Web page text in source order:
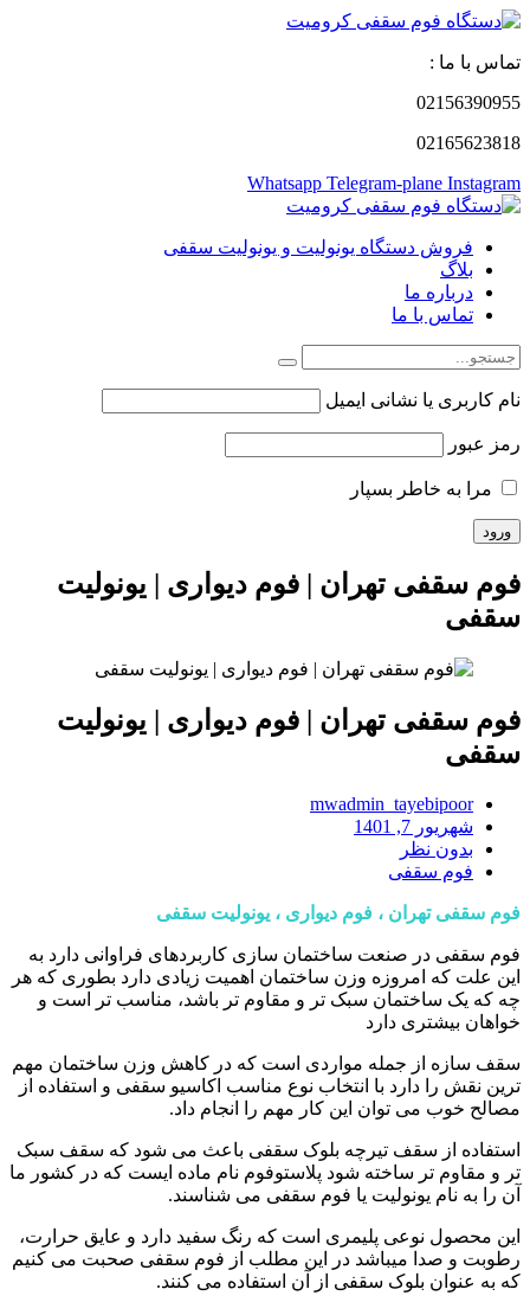
تماس با ما :
02156390955
02165623818
Whatsapp Telegram-plane Instagram
فروش دستگاه یونولیت و یونولیت سقفی
بلاگ
درباره ما
تماس با ما
نام کاربری یا نشانی ایمیل
رمز عبور
مرا به خاطر بسپار
فوم سقفی تهران | فوم دیواری | یونولیت
سقفی
فوم سقفی تهران | فوم دیواری | یونولیت
سقفی
mwadmin_tayebipoor
شهریور 7, 1401
بدون نظر
فوم سقفی
فوم سقفی تهران ، فوم دیواری ، یونولیت سقفی
فوم سقفی در صنعت ساختمان سازی کاربردهای فراوانی دارد به
این علت که امروزه وزن ساختمان اهمیت زیادی دارد بطوری که هر
چه که یک ساختمان سبک تر و مقاوم تر باشد، مناسب تر است و
خواهان بیشتری دارد
سقف سازه از جمله مواردی است که در کاهش وزن ساختمان مهم
ترین نقش را دارد با انتخاب نوع مناسب اکاسیو سقفی و استفاده از
مصالح خوب می توان این کار مهم را انجام داد.
استفاده از سقف تیرچه بلوک سقفی باعث می شود که سقف سبک
تر و مقاوم تر ساخته شود پلاستوفوم نام ماده ایست که در کشور ما
آن را به نام یونولیت یا فوم سقفی می شناسند.
این محصول نوعی پلیمری است که رنگ سفید دارد و عایق حرارت،
رطوبت و صدا میباشد در این مطلب از فوم سقفی صحبت می کنیم
که به عنوان بلوک سقفی از آن استفاده می کنند.